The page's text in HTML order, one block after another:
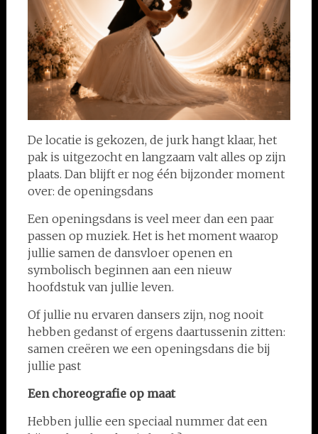
De locatie is gekozen, de jurk hangt klaar, het
pak is uitgezocht en langzaam valt alles op zijn
plaats. Dan blijft er nog één bijzonder moment
over: de openingsdans
Een openingsdans is veel meer dan een paar
passen op muziek. Het is het moment waarop
jullie samen de dansvloer openen en
symbolisch beginnen aan een nieuw
hoofdstuk van jullie leven.
Of jullie nu ervaren dansers zijn, nog nooit
hebben gedanst of ergens daartussenin zitten:
samen creëren we een openingsdans die bij
jullie past
Een choreografie op maat
Hebben jullie een speciaal nummer dat een